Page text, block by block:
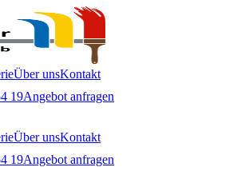
Über unsKontakt
19Angebot anfragen
Über unsKontakt
19Angebot anfragen